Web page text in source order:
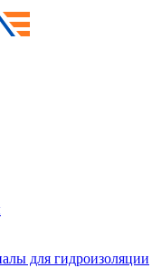
для гидроизоляции